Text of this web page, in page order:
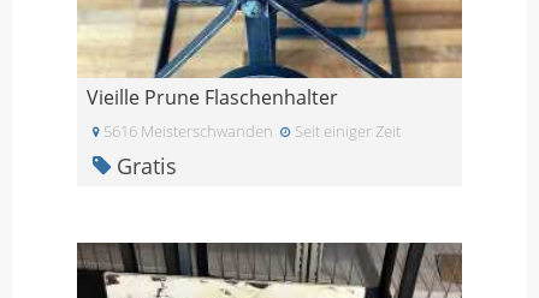
Vieille Prune Flaschenhalter
5616 Meisterschwanden Seit einiger Zeit
Gratis